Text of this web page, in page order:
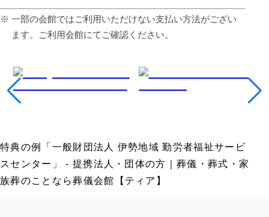
⼀部の会館ではご利⽤いただけない⽀払い⽅法がござい
ます。ご利⽤会館にてご確認ください。
特典の例「一般財団法人 伊勢地域 勤労者福祉サービ
スセンター」 - 提携法人・団体の方｜葬儀・葬式・家
族葬のことなら葬儀会館【ティア】